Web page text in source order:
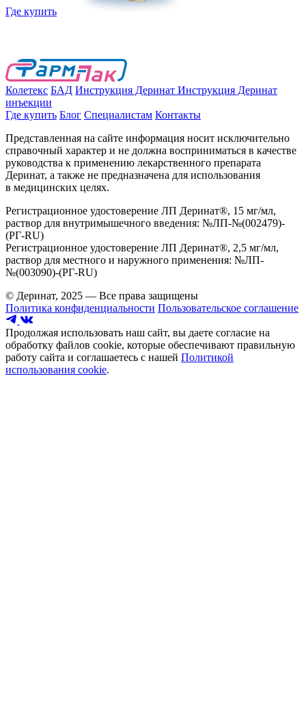
Где купить
Колетекс БАД Инструкция Деринат Инструкция Деринат
инъекции
Где купить Блог Специалистам Контакты
Представленная на сайте информация носит исключительно
справочный характер и не должна восприниматься в качестве
руководства к применению лекарственного препарата
Деринат, а также не предназначена для использования
в медицинских целях.
Регистрационное удостоверение ЛП Деринат®, 15 мг/мл,
раствор для внутримышечного введения: №ЛП-№(002479)-
(РГ-RU)
Регистрационное удостоверение ЛП Деринат®, 2,5 мг/мл,
раствор для местного и наружного применения: №ЛП-
№(003090)-(РГ-RU)
© Деринат, 2025 — Все права защищены
Политика конфиденциальности Пользовательское соглашение
Продолжая использовать наш сайт, вы даете согласие на
обработку файлов cookie, которые обеспечивают правильную
работу сайта и соглашаетесь с нашей Политикой
использования cookie.